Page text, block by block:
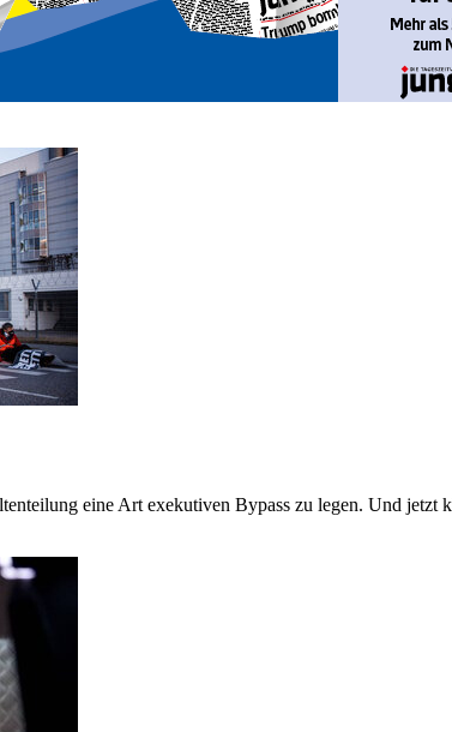
eine Art exekutiven Bypass zu legen. Und jetzt